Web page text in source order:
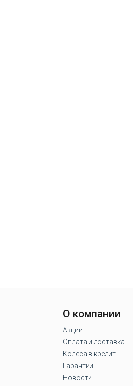
О компании
Акции
Оплата и доставка
Колеса в кредит
Гарантии
Новости